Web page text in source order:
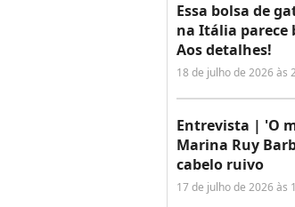
Essa bolsa de
na Itália parece
Aos detalhes!
18 de julho de 2026 às
Entrevista | 'O
Marina Ruy
cabelo ruivo
17 de julho de 2026 às